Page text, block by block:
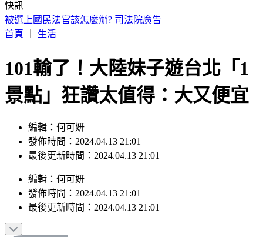
快訊
週五颱風假？白海豚颱風恐削北部陸地 暴風侵襲率又變了
首頁
生活
101輸了！大陸妹子遊台北「1
景點」狂讚太值得：大又便宜
編輯：何可妍
發佈時間：2024.04.13 21:01
最後更新時間：2024.04.13 21:01
編輯 ： 何可妍
發佈時間： 2024.04.13 21:01
最後更新時間： 2024.04.13 21:01